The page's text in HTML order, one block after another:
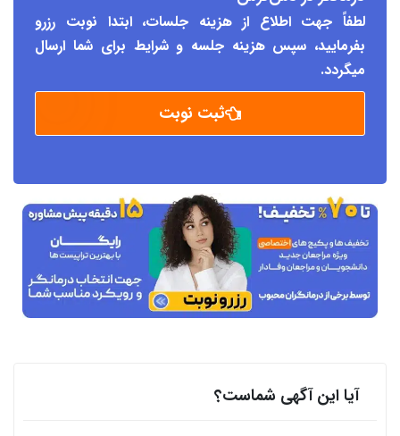
لطفاً جهت اطلاع از هزینه جلسات، ابتدا نوبت رزرو
بفرمایید، سپس هزینه جلسه و شرایط برای شما ارسال
میگردد.
ثبت نوبت
آیا این آگهی شماست؟